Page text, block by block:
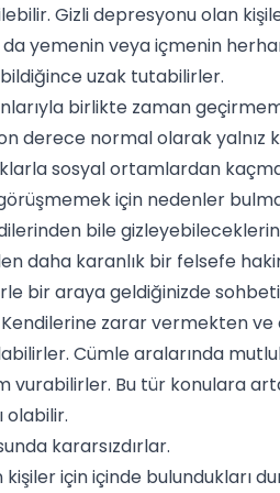
Gizli depresyonu olan
yemenin veya içmenin
uzak tutabilirler.
birlikte zaman
derece normal olarak yalnız
sosyal ortamlardan
için nedenler
bile
daha karanlık bir felsefe
bir araya geldiğinizde
Kendilerine zarar vermekten
Cümle aralarında
vurabilirler. Bu tür konulara
olabilir.
kararsızdırlar.
kişiler için içinde bulundukları